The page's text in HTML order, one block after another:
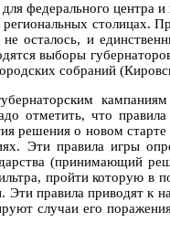
федерального центра и
столицах.
осталось, и
выборы
собраний
отметить, что
решения о новом
Эти правила игры
(принимающий
пройти которую в
Эти правила приводят к
случаи его